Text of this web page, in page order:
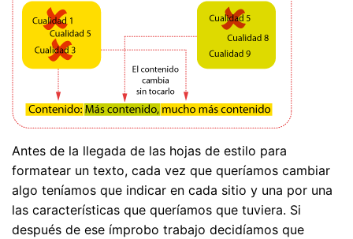
Antes de la llegada de las hojas de estilo para
formatear un texto, cada vez que queríamos cambiar
algo teníamos que indicar en cada sitio y una por una
las características que queríamos que tuviera. Si
después de ese ímprobo trabajo decidíamos que